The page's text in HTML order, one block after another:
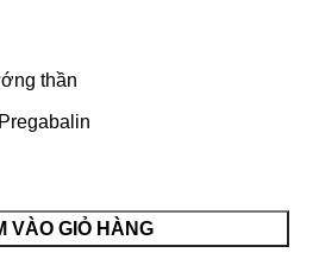
thần
Pregabalin
VÀO GIỎ HÀNG